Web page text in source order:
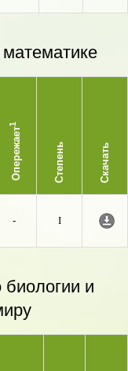
Опережает
1
Степень Скачать
-
I
биологии и